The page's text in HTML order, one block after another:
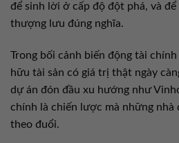
để sinh lời ở cấp độ đột phá, và
thượng lưu đúng nghĩa.
Trong bối cảnh biến động tài
hữu tài sản có giá trị thật ngày
dự án đón đầu xu hướng như
chính là chiến lược mà những nhà
theo đuổi.